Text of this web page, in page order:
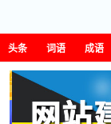
头条 词语 成语